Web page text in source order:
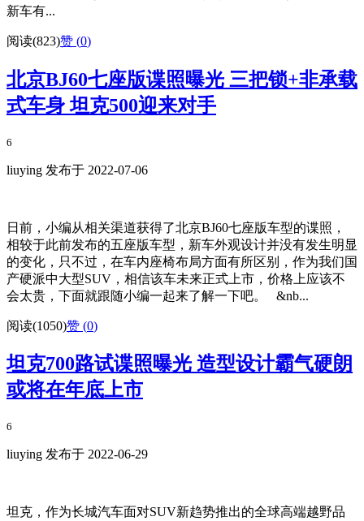
新车有...
阅读(823)赞 (0)
北京BJ60七座版谍照曝光 三把锁+非承载
式车身 坦克500迎来对手
6
liuying 发布于 2022-07-06
日前，小编从相关渠道获得了北京BJ60七座版车型的谍照，
相较于此前发布的五座版车型，新车外观设计并没有发生明显
的变化，只不过，在车内座椅布局方面有所区别，作为我们国
产硬派中大型SUV，相信该车未来正式上市，价格上应该不
会太贵，下面就跟随小编一起来了解一下吧。 &nb...
阅读(1050)赞 (0)
坦克700路试谍照曝光 造型设计霸气硬朗
或将在年底上市
6
liuying 发布于 2022-06-29
坦克，作为长城汽车面对SUV新趋势推出的全球高端越野品